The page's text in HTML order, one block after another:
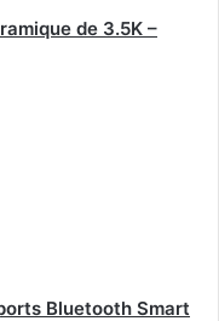
de 3.5K –
Bluetooth Smart